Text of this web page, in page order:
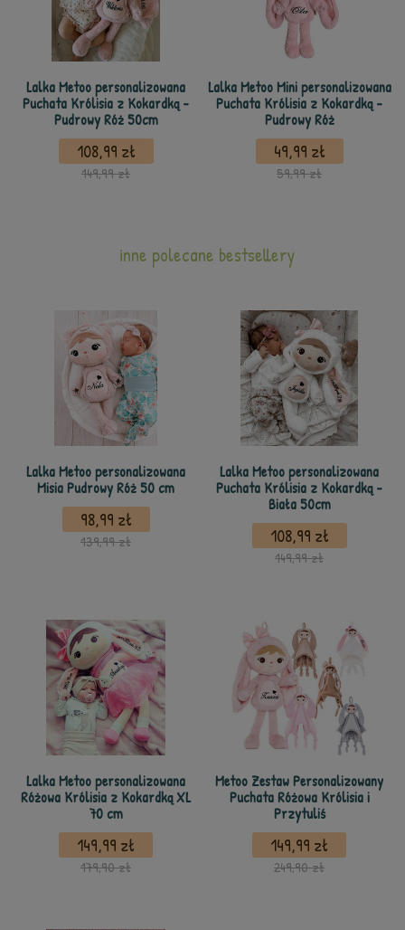
Lalka Metoo personalizowana
Puchata Królisia z Kokardką -
Pudrowy Róż 50cm
108,99 zł
149,99 zł
Lalka Metoo Mini personalizowana
Puchata Królisia z Kokardką -
Pudrowy Róż
49,99 zł
59,99 zł
inne polecane bestsellery
Lalka Metoo personalizowana
Misia Pudrowy Róż 50 cm
98,99 zł
139,99 zł
Lalka Metoo personalizowana
Puchata Królisia z Kokardką -
Biała 50cm
108,99 zł
149,99 zł
Lalka Metoo personalizowana
Różowa Królisia z Kokardką XL
70 cm
149,99 zł
179,90 zł
Metoo Zestaw Personalizowany
Puchata Różowa Królisia i
Przytuliś
149,99 zł
249,90 zł